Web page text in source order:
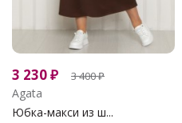
3 230₽ 3 400₽
Agata
Юбка-макси из ш...